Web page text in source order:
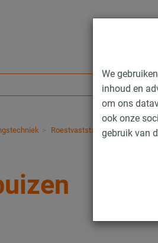
We
inhoud en
om ons
ook onze
gebruik van
Roestvaststaalproducten